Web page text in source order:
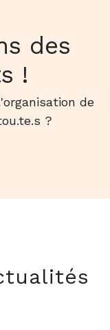
des
!
de
?